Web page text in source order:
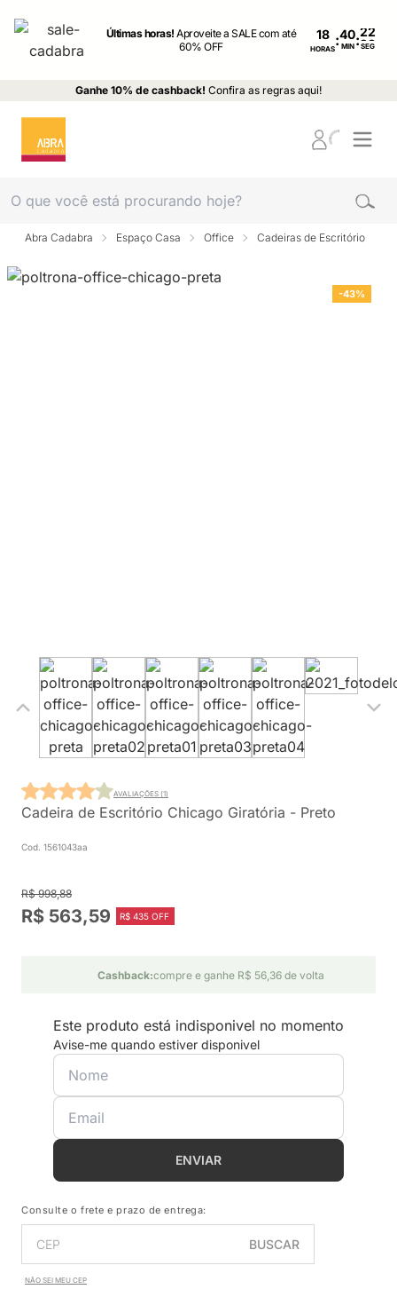
Últimas horas!Aproveite a SALE com até
60% OFF
18
HORAS: MIN : SEG
Ganhe 10% de cashback! Confira as regras aqui!
Abra Cadabra Espaço Casa Office Cadeiras de Escritório
-43%
Cadeira de Escritório Chicago Giratória - Preto
Cod. 1561043aa
AVALIAÇÕES (1)
R$ 998,88
R$ 563,59 R$ 435 OFF
Cashback:compre e ganhe R$ 56,36 de volta
Este produto está indisponivel no momento
Avise-me quando estiver disponivel
ENVIAR
Consulte o frete e prazo de entrega:
BUSCAR
NÃO SEI MEU CEP